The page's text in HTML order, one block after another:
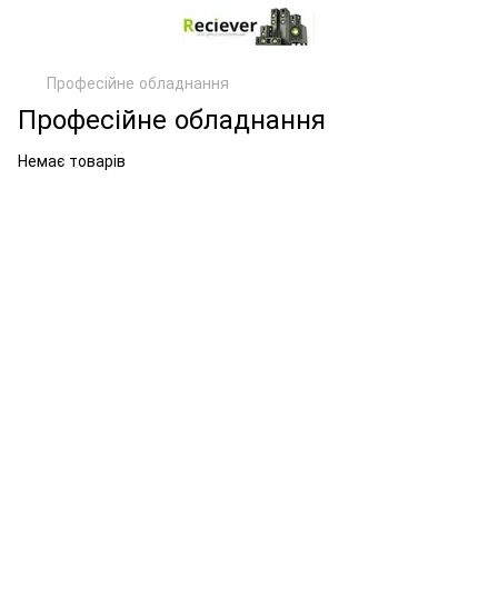
Професійне обладнання
Професійне обладнання
Немає товарів